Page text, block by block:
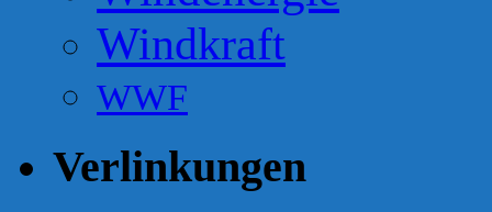
Windkraft
WWF
Verlinkungen